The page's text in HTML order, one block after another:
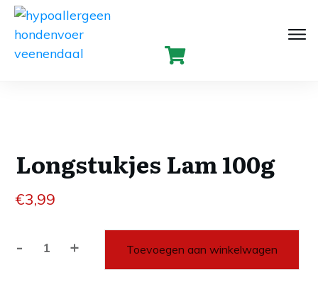
Longstukjes Lam 100g
€3,99
-Longstukjes
+ Toevoegen aan winkelwagen